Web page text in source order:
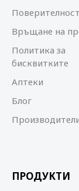
Поверителност
Връщане на
Политика за
бисквитките
Аптеки
Блог
ПРОДУКТИ